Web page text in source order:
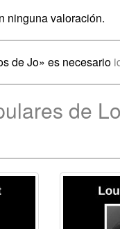
ninguna valoración.
de Jo» es necesario
de